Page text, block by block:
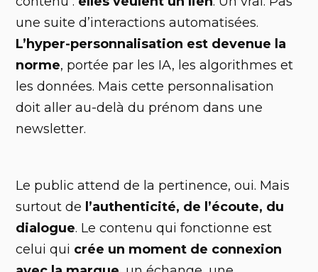
une suite d’interactions automatisées.
L’hyper-personnalisation est devenue la
norme, portée par les IA, les algorithmes et
les données. Mais cette personnalisation
doit aller au-delà du prénom dans une
newsletter.
Le public attend de la pertinence, oui. Mais
surtout de l’authenticité, de l’écoute, du
dialogue. Le contenu qui fonctionne est
celui qui crée un moment de connexion